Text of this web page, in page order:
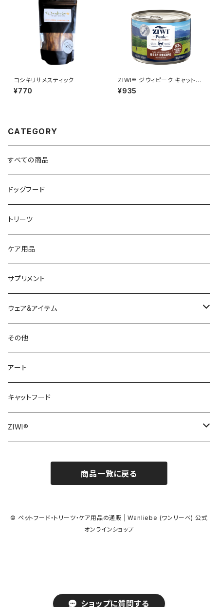
ショップに質問する
ヨシキリサメスティック
¥770
ZIWI® ジウィピーク キャット
缶 グラスフェッドビーフ 185g
¥935
CATEGORY
すべての商品
ドッグフード
トリーツ
ケア用品
サプリメント
ウェア&アイテム
ウェア
リーシュ・ハーネス
おもちゃ
犬用おもちゃ
その他
アート
キャットフード
ZIWI®
商品一覧に戻る
© ペットフード・トリーツ・ケア用品の通販 | Wanliebe (ワンリーベ) 公式
オンラインショップ